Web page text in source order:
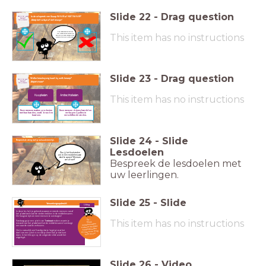
Heb jij het goed
begrepen?
Test je kennis!
Is de uitspraak van Scoop WAAR of NIET WAAR?
Sleep het vinkje of het kruisje!
In de middeleeuwen kon het
wel weken duren voordat de
spullen waarmee mensen wilde
handelen in de stad aankwamen.
Slide 22 - Drag question
This item has no instructions
Heb jij het goed
begrepen?
Test je kennis!
Welke beschrijving hoort bij welk beroep?
Slepen maar!
Kooplieden Ambachtslieden
Deze mensen maken producten
met hun handen, zoals brood en
kaarsen.
Deze mensen drijven handel en
verkopen spullen in
verschillende steden.
Slide 23 - Drag question
This item has no instructions
Bespreek de vraag met je schoudermaatje.
Zou jij het leuk vinden
om in een middeleeuwse
stad te wonen? Waarom
wel of niet?
Slide 24 - Slide
Lesdoelen
Bespreek de lesdoelen met
uw leerlingen.
Verwerkingsopdracht Uitleg
Tip!
Maak
aantekeningen
zodat je het goed
kunt onthouden
en nog even terug
kunt lezen!
In deze les heb je geleerd waarom er steeds mensen vanaf
het platteland naar de steden trokken in de middeleeuwen.
De hoogste tijd om meer mensen te overtuigen!
Vandaag ga je een pitch van1 minuutmaken waarin je
iemand van het platteland (uit de middeleeuwen) overtuigt
om naar de stad te verhuizen.
Het is natuurlijk wel handig dat je begrijpt wat het
doel van een pitch is en dat je weet hoe je dat kunt
doen. In het filmpje op de volgende slide wordt het
uitgelegd.
Slide 25 - Slide
This item has no instructions